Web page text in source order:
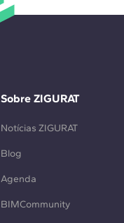
Sobre ZIGURAT
Notícias ZIGURAT
Blog
Agenda
BIMCommunity